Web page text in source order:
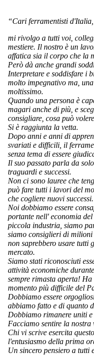
“Cari ferramentisti d'Italia,
mi rivolgo a tutti voi,
mestiere. Il nostro è un
affatica sia il corpo che la
Però dà anche grandi
Interpretare e soddisfare i
molto impegnativo ma,
moltissimo.
Quando una persona è
magari anche di più, e
consigliare, cosa può
Si è raggiunta la vetta.
Dopo anni e anni di
svariati e difficili, il
senza tema di essere
Il suo passato parla da
traguardi e successi.
Non ci sono lauree che
può fare tutti i lavori del
che cogliere nuovi successi.
Noi dobbiamo essere
portante nell' economia
piccola industria, siamo
siamo consiglieri di
non saprebbero usare tutti
mercato.
Siamo stati riconosciuti
attività economiche
sempre rimasta aperta!
momento più difficile del
Dobbiamo essere
abbiamo fatto e di quanto
Dobbiamo rimanere uniti
Facciamo sentire la nostra
Chi vi scrive esercita
l'entusiasmo della prima
Un sincero pensiero a tutti